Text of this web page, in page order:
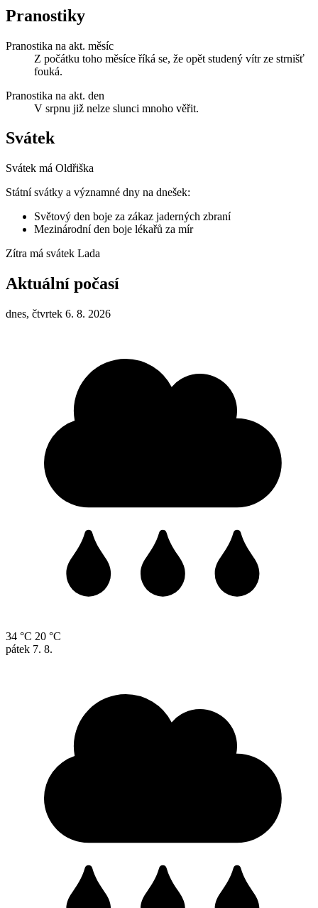
Pranostiky
Pranostika na akt. měsíc
Z počátku toho měsíce říká se, že opět studený vítr ze strnišť
fouká.
Pranostika na akt. den
V srpnu již nelze slunci mnoho věřit.
Svátek
Svátek má Oldřiška
Státní svátky a významné dny na dnešek:
Světový den boje za zákaz jaderných zbraní
Mezinárodní den boje lékařů za mír
Zítra má svátek Lada
Aktuální počasí
dnes, čtvrtek 6. 8. 2026
34 °C 20 °C
pátek 7. 8.